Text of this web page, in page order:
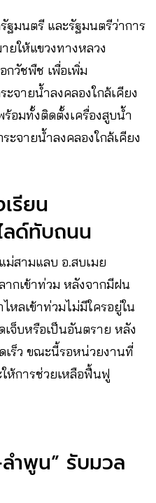
ฐมนตรี และรัฐมนตรีว่าการ
ยให้แขวงทางหลวง
กวัชพืช เพื่อเพิ่ม
จายน้ำลงคลองใกล้เคียง
อมทั้งติดตั้งเครื่องสูบน้ำ
ะจายน้ำลงคลองใกล้เคียง
รียน
ด์ทับถนน
ม่สามแลบ อ.สบเมย
กเข้าท่วม หลังจากมีฝน
ลเข้าท่วมไม่มีใครอยู่ใน
เจ็บหรือเป็นอันตราย หลัง
เร็ว ขณะนี้รอหน่วยงานที่
ให้การช่วยเหลือฟื้นฟู
ำพูน” รับมวล